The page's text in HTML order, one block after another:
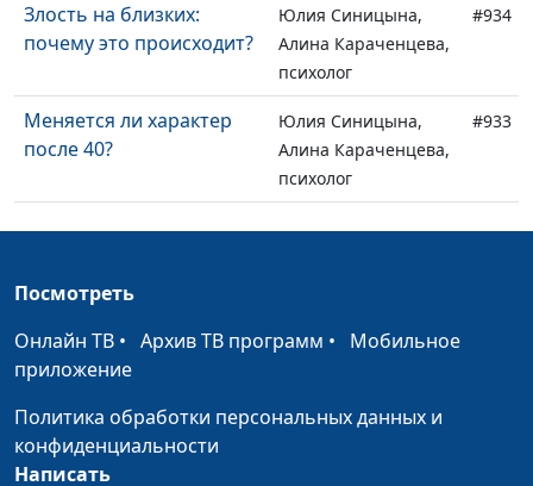
Злость на близких:
почему это происходит?
Юлия Синицына,
Алина Караченцева,
психолог
#934
Меняется ли характер
после 40?
Юлия Синицына,
Алина Караченцева,
психолог
#933
Дети и утрата: как
справиться с потерей?
Мария Мараханова,
консультирования и
#932
Влияние слов на нашу
жизнь
Мария Мараханова,
Посмотреть
Онлайн ТВ • Архив ТВ программ • Мобильное
приложение
Политика обработки персональных данных и
конфиденциальности
Написать